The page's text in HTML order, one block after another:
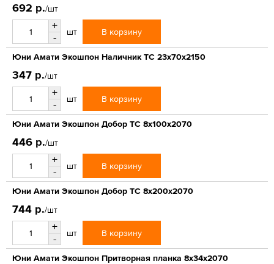
692 р./шт
+
-
шт В корзину
Юни Амати Экошпон Наличник ТС 23x70x2150
347 р./шт
+
-
шт В корзину
Юни Амати Экошпон Добор ТС 8x100x2070
446 р./шт
+
-
шт В корзину
Юни Амати Экошпон Добор ТС 8x200x2070
744 р./шт
+
-
шт В корзину
Юни Амати Экошпон Притворная планка 8х34х2070